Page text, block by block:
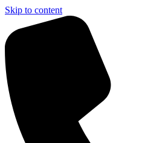
Skip to content